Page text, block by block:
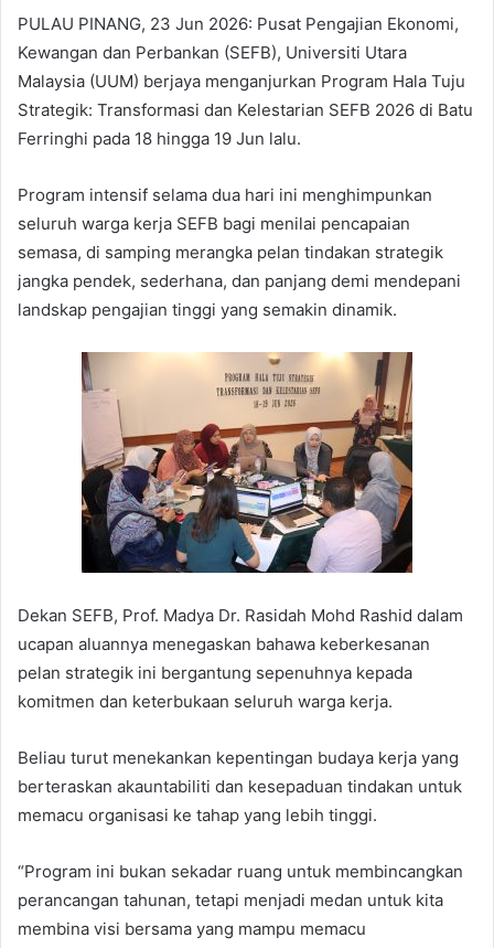
PULAU PINANG, 23 Jun 2026: Pusat Pengajian Ekonomi,
Kewangan dan Perbankan (SEFB), Universiti Utara
Malaysia (UUM) berjaya menganjurkan Program Hala Tuju
Strategik: Transformasi dan Kelestarian SEFB 2026 di Batu
Ferringhi pada 18 hingga 19 Jun lalu.
Program intensif selama dua hari ini menghimpunkan
seluruh warga kerja SEFB bagi menilai pencapaian
semasa, di samping merangka pelan tindakan strategik
jangka pendek, sederhana, dan panjang demi mendepani
landskap pengajian tinggi yang semakin dinamik.
Dekan SEFB, Prof. Madya Dr. Rasidah Mohd Rashid dalam
ucapan aluannya menegaskan bahawa keberkesanan
pelan strategik ini bergantung sepenuhnya kepada
komitmen dan keterbukaan seluruh warga kerja.
Beliau turut menekankan kepentingan budaya kerja yang
berteraskan akauntabiliti dan kesepaduan tindakan untuk
memacu organisasi ke tahap yang lebih tinggi.
“Program ini bukan sekadar ruang untuk membincangkan
perancangan tahunan, tetapi menjadi medan untuk kita
membina visi bersama yang mampu memacu